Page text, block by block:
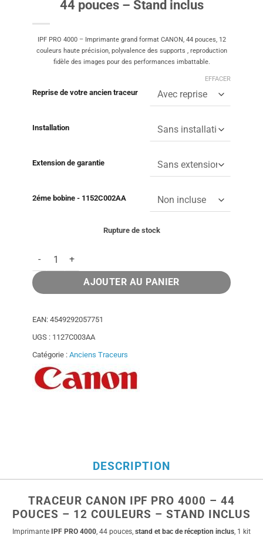
44 pouces – Stand inclus
IPF PRO 4000 – Imprimante grand format CANON, 44 pouces, 12
couleurs haute précision, polyvalence des supports , reproduction
fidèle des images pour des performances imbattable.
Reprise de votre ancien traceur
Installation
Extension de garantie
2éme bobine - 1152C002AA
EFFACER
Rupture de stock
quantité de Traceur CANON IPF PRO 4000 - 44 pouces -
AJOUTER AU PANIER
EAN: 4549292057751
UGS : 1127C003AA
Catégorie : Anciens Traceurs
DESCRIPTION
TRACEUR CANON IPF PRO 4000 – 44
POUCES – 12 COULEURS – STAND INCLUS
Imprimante IPF PRO 4000, 44 pouces, stand et bac de réception inclus, 1 kit